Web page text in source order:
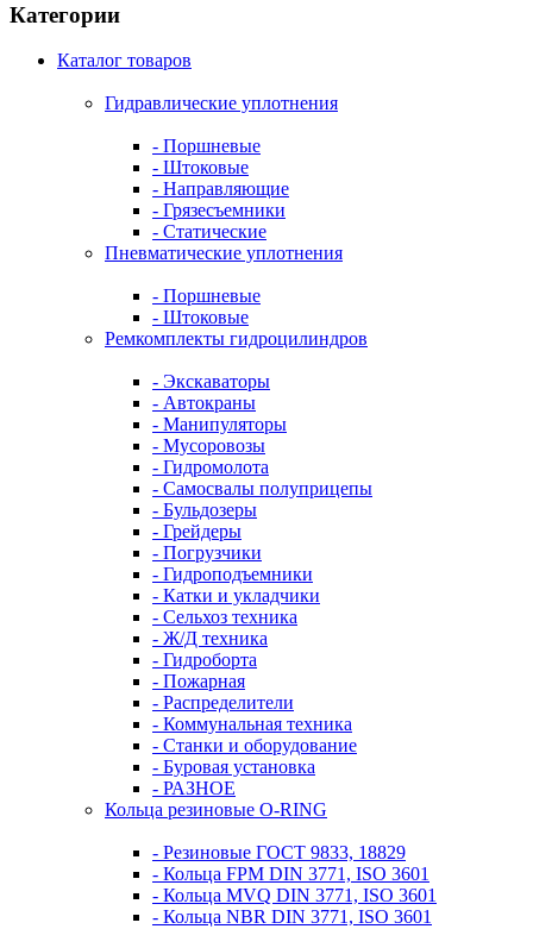
Категории
Каталог товаров
Гидравлические уплотнения
- Поршневые
- Штоковые
- Направляющие
- Грязесъемники
- Cтатические
Пневматические уплотнения
- Поршневые
- Штоковые
Ремкомплекты гидроцилиндров
- Экскаваторы
- Автокраны
- Манипуляторы
- Мусоровозы
- Гидромолота
- Самосвалы полуприцепы
- Бульдозеры
- Грейдеры
- Погрузчики
- Гидроподъемники
- Катки и укладчики
- Сельхоз техника
- Ж/Д техника
- Гидроборта
- Пожарная
- Распределители
- Коммунальная техника
- Станки и оборудование
- Буровая установка
- РАЗНОЕ
Кольца резиновые O-RING
- Резиновые ГОСТ 9833, 18829
- Кольца FPM DIN 3771, ISO 3601
- Кольца MVQ DIN 3771, ISO 3601
- Кольца NBR DIN 3771, ISO 3601